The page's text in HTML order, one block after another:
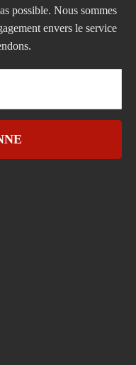
possible. Nous sommes
envers le service